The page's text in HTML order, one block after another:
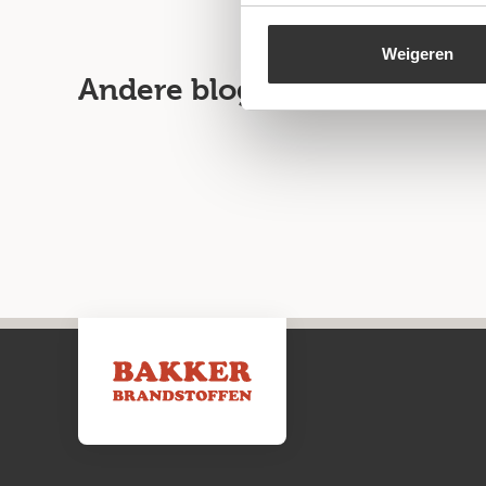
Weigeren
Andere blogartikelen